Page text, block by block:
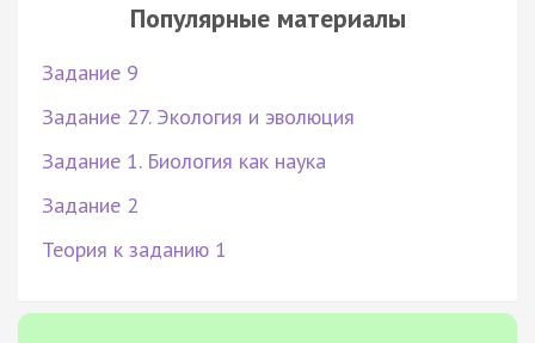
Популярные материалы
Задание 9
Задание 27. Экология и эволюция
Задание 1. Биология как наука
Задание 2
Теория к заданию 1